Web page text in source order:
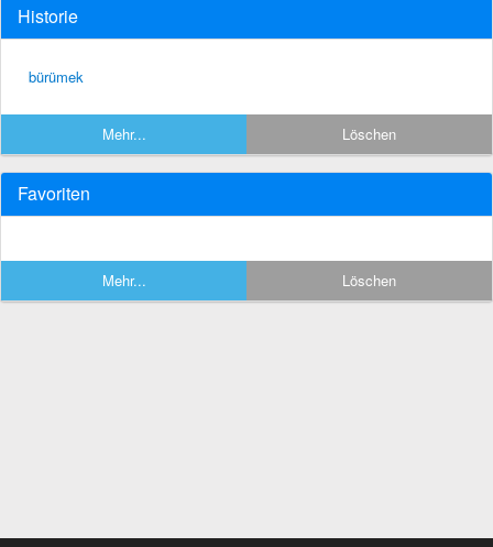
Historie
bürümek
Mehr... Löschen
Favoriten
Mehr... Löschen